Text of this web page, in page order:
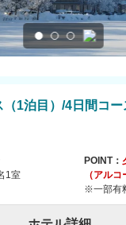
1泊目）/4日間コー
1室
POINT：
（アル
※一部有